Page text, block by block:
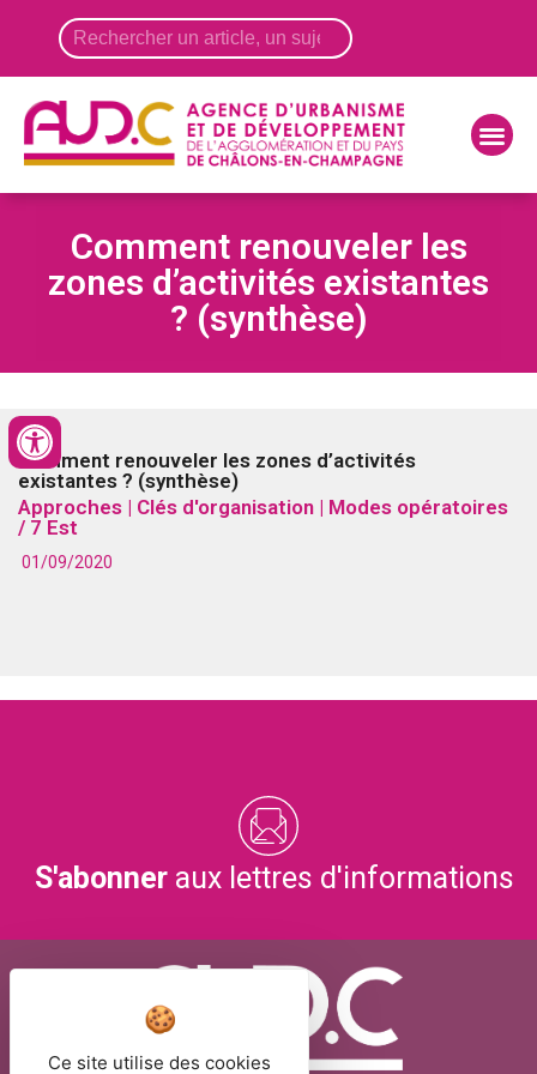
Comment renouveler les
zones d’activités existantes
? (synthèse)
Comment renouveler les zones d’activités
existantes ? (synthèse)
Approches | Clés d'organisation | Modes opératoires
/ 7 Est
01/09/2020
S'abonner aux lettres d'informations
Panneau de gestion des cookies
Ce site utilise des cookies